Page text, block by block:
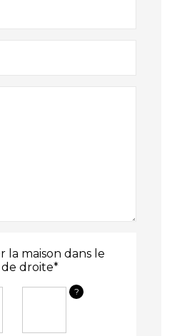
la maison dans le
droite*
?